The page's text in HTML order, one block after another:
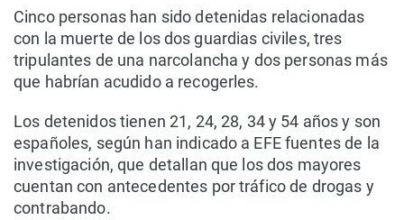
Cinco personas han sido detenidas relacionadas
con la muerte de los dos guardias civiles, tres
tripulantes de una narcolancha y dos personas más
que habrían acudido a recogerles.
Los detenidos tienen 21, 24, 28, 34 y 54 años y son
españoles, según han indicado a EFE fuentes de la
investigación, que detallan que los dos mayores
cuentan con antecedentes por tráfico de drogas y
contrabando.